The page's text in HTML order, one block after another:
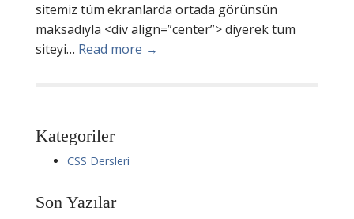
sitemiz tüm ekranlarda ortada görünsün
maksadıyla <div align=”center”> diyerek tüm
siteyi… Read more →
Kategoriler
CSS Dersleri
Son Yazılar